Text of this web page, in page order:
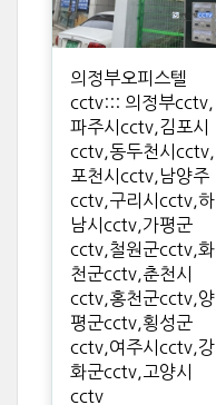
의정부오피스텔
cctv::: 의정부cctv,
파주시cctv,김포시
cctv,동두천시cctv,
포천시cctv,남양주
cctv,구리시cctv,하
남시cctv,가평군
cctv,철원군cctv,화
천군cctv,춘천시
cctv,홍천군cctv,양
평군cctv,횡성군
cctv,여주시cctv,강
화군cctv,고양시
cctv